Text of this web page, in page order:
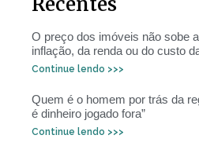
O preço dos imóveis não sobe
inflação, da renda ou do custo
Continue lendo >>>
Quem é o homem por trás da
é dinheiro jogado fora”
Continue lendo >>>